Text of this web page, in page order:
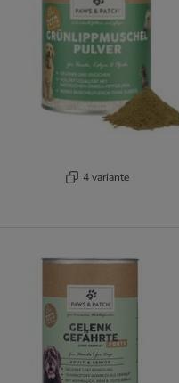
4 variante